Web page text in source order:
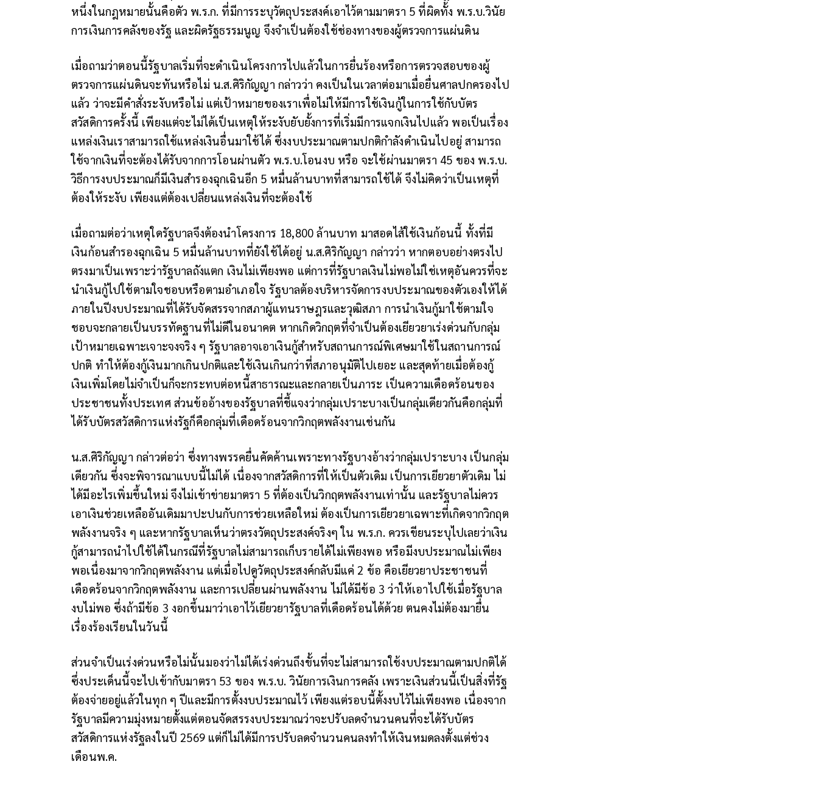
หนึ่งในกฎหมายนั้นคือตัว พ.ร.ก. ที่มีการระบุวัตถุประสงค์เอาไว้ตามมาตรา 5 ที่ผิดทั้ง พ.ร.บ.วินัย
การเงินการคลังของรัฐ และผิดรัฐธรรมนูญ จึงจำเป็นต้องใช้ช่องทางของผู้ตรวจการแผ่นดิน
เมื่อถามว่าตอนนี้รัฐบาลเริ่มที่จะดำเนินโครงการไปแล้วในการยื่นร้องหรือการตรวจสอบของผู้
ตรวจการแผ่นดินจะทันหรือไม่ น.ส.ศิริกัญญา กล่าวว่า คงเป็นในเวลาต่อมาเมื่อยื่นศาลปกครองไป
แล้ว ว่าจะมีคำสั่งระงับหรือไม่ แต่เป้าหมายของเราเพื่อไม่ให้มีการใช้เงินกู้ในการใช้กับบัตร
สวัสดิการครั้งนี้ เพียงแต่จะไม่ได้เป็นเหตุให้ระงับยับยั้งการที่เริ่มมีการแจกเงินไปแล้ว พอเป็นเรื่อง
แหล่งเงินเราสามารถใช้แหล่งเงินอื่นมาใช้ได้ ซึ่งงบประมาณตามปกติกำลังดำเนินไปอยู่ สามารถ
ใช้จากเงินที่จะต้องได้รับจากการโอนผ่านตัว พ.ร.บ.โอนงบ หรือ จะใช้ผ่านมาตรา 45 ของ พ.ร.บ.
วิธีการงบประมาณก็มีเงินสำรองฉุกเฉินอีก 5 หมื่นล้านบาทที่สามารถใช้ได้ จึงไม่คิดว่าเป็นเหตุที่
ต้องให้ระงับ เพียงแต่ต้องเปลี่ยนแหล่งเงินที่จะต้องใช้
เมื่อถามต่อว่าเหตุใดรัฐบาลจึงต้องนำโครงการ 18,800 ล้านบาท มาสอดไส้ใช้เงินก้อนนี้ ทั้งที่มี
เงินก้อนสำรองฉุกเฉิน 5 หมื่นล้านบาทที่ยังใช้ได้อยู่ น.ส.ศิริกัญญา กล่าวว่า หากตอบอย่างตรงไป
ตรงมาเป็นเพราะว่ารัฐบาลถังแตก เงินไม่เพียงพอ แต่การที่รัฐบาลเงินไม่พอไม่ใช่เหตุอันควรที่จะ
นำเงินกู้ไปใช้ตามใจชอบหรือตามอำเภอใจ รัฐบาลต้องบริหารจัดการงบประมาณของตัวเองให้ได้
ภายในปีงบประมาณที่ได้รับจัดสรรจากสภาผู้แทนราษฎรและวุฒิสภา การนำเงินกู้มาใช้ตามใจ
ชอบจะกลายเป็นบรรทัดฐานที่ไม่ดีในอนาคต หากเกิดวิกฤตที่จำเป็นต้องเยียวยาเร่งด่วนกับกลุ่ม
เป้าหมายเฉพาะเจาะจงจริง ๆ รัฐบาลอาจเอาเงินกู้สำหรับสถานการณ์พิเศษมาใช้ในสถานการณ์
ปกติ ทำให้ต้องกู้เงินมากเกินปกติและใช้เงินเกินกว่าที่สภาอนุมัติไปเยอะ และสุดท้ายเมื่อต้องกู้
เงินเพิ่มโดยไม่จำเป็นก็จะกระทบต่อหนี้สาธารณะและกลายเป็นภาระ เป็นความเดือดร้อนของ
ประชาชนทั้งประเทศ ส่วนข้ออ้างของรัฐบาลที่ชี้แจงว่ากลุ่มเปราะบางเป็นกลุ่มเดียวกันคือกลุ่มที่
ได้รับบัตรสวัสดิการแห่งรัฐก็คือกลุ่มที่เดือดร้อนจากวิกฤตพลังงานเช่นกัน
น.ส.ศิริกัญญา กล่าวต่อว่า ซึ่งทางพรรคยื่นคัดค้านเพราะทางรัฐบางอ้างว่ากลุ่มเปราะบาง เป็นกลุ่ม
เดียวกัน ซึ่งจะพิจารณาแบบนี้ไม่ได้ เนื่องจากสวัสดิการที่ให้เป็นตัวเดิม เป็นการเยียวยาตัวเดิม ไม่
ได้มีอะไรเพิ่มขึ้นใหม่ จึงไม่เข้าข่ายมาตรา 5 ที่ต้องเป็นวิกฤตพลังงานเท่านั้น และรัฐบาลไม่ควร
เอาเงินช่วยเหลืออันเดิมมาปะปนกับการช่วยเหลือใหม่ ต้องเป็นการเยียวยาเฉพาะที่เกิดจากวิกฤต
พลังงานจริง ๆ และหากรัฐบาลเห็นว่าตรงวัตถุประสงค์จริงๆ ใน พ.ร.ก. ควรเขียนระบุไปเลยว่าเงิน
กู้สามารถนำไปใช้ได้ในกรณีที่รัฐบาลไม่สามารถเก็บรายได้ไม่เพียงพอ หรือมีงบประมาณไม่เพียง
พอเนื่องมาจากวิกฤตพลังงาน แต่เมื่อไปดูวัตถุประสงค์กลับมีแค่ 2 ข้อ คือเยียวยาประชาชนที่
เดือดร้อนจากวิกฤตพลังงาน และการเปลี่ยนผ่านพลังงาน ไม่ได้มีข้อ 3 ว่าให้เอาไปใช้เมื่อรัฐบาล
งบไม่พอ ซึ่งถ้ามีข้อ 3 งอกขึ้นมาว่าเอาไว้เยียวยารัฐบาลที่เดือดร้อนได้ด้วย ตนคงไม่ต้องมายื่น
เรื่องร้องเรียนในวันนี้
ส่วนจำเป็นเร่งด่วนหรือไม่นั้นมองว่าไม่ได้เร่งด่วนถึงขั้นที่จะไม่สามารถใช้งบประมาณตามปกติได้
ซึ่งประเด็นนี้จะไปเข้ากับมาตรา 53 ของ พ.ร.บ. วินัยการเงินการคลัง เพราะเงินส่วนนี้เป็นสิ่งที่รัฐ
ต้องจ่ายอยู่แล้วในทุก ๆ ปีและมีการตั้งงบประมาณไว้ เพียงแต่รอบนี้ตั้งงบไว้ไม่เพียงพอ เนื่องจาก
รัฐบาลมีความมุ่งหมายตั้งแต่ตอนจัดสรรงบประมาณว่าจะปรับลดจำนวนคนที่จะได้รับบัตร
สวัสดิการแห่งรัฐลงในปี 2569 แต่ก็ไม่ได้มีการปรับลดจำนวนคนลงทำให้เงินหมดลงตั้งแต่ช่วง
เดือนพ.ค.